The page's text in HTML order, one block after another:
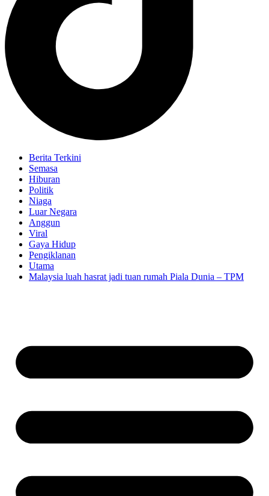
Berita Terkini
Semasa
Hiburan
Politik
Niaga
Luar Negara
Anggun
Viral
Gaya Hidup
Pengiklanan
Utama
Malaysia luah hasrat jadi tuan rumah Piala Dunia – TPM